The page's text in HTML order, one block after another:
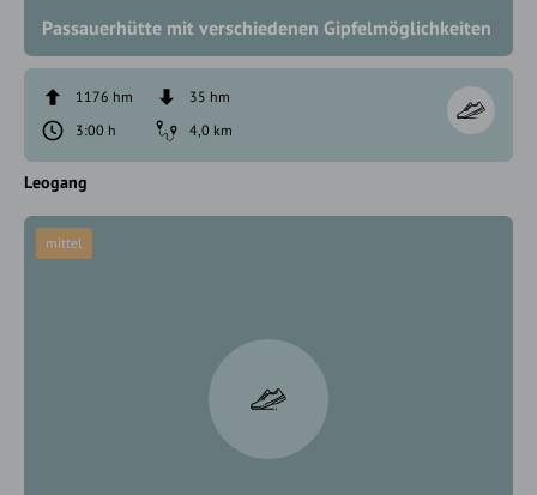
Passauerhütte mit verschiedenen Gipfelmöglichkeiten
1176 hm
35 hm
3:00 h
4,0 km
Leogang
mittel